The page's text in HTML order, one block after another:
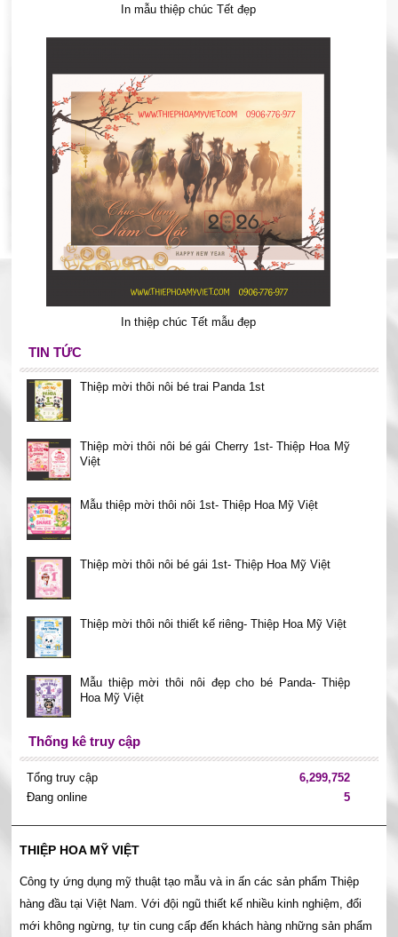
In mẫu thiệp chúc Tết đẹp
In thiệp chúc Tết mẫu đẹp
TIN TỨC
Thiệp mời thôi nôi bé trai Panda 1st
Thiệp mời thôi nôi bé gái Cherry 1st- Thiệp Hoa Mỹ
Việt
Mẫu thiệp mời thôi nôi 1st- Thiệp Hoa Mỹ Việt
Thiệp mời thôi nôi bé gái 1st- Thiệp Hoa Mỹ Việt
Thiệp mời thôi nôi thiết kế riêng- Thiệp Hoa Mỹ Việt
Mẫu thiệp mời thôi nôi đẹp cho bé Panda- Thiệp
Hoa Mỹ Việt
Thống kê truy cập
Tổng truy cập
6,299,752
Đang online
5
THIỆP HOA MỸ VIỆT
Công ty ứng dụng mỹ thuật tạo mẫu và in ấn các sản phẩm Thiệp
hàng đầu tại Việt Nam. Với đội ngũ thiết kế nhiều kinh nghiệm, đổi
mới không ngừng, tự tin cung cấp đến khách hàng những sản phẩm